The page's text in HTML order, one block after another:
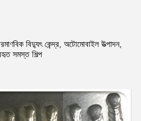
বিদ্যুৎ কেন্দ্র, অটোমোবাইল উত্পাদন,
সমস্ত শিল্প